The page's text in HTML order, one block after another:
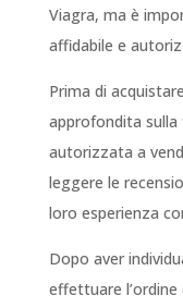
Viagra, ma è
affidabile e
Prima di
approfondita sulla
autorizzata a
leggere le
loro esperienza
Dopo aver
effettuare l’ordine